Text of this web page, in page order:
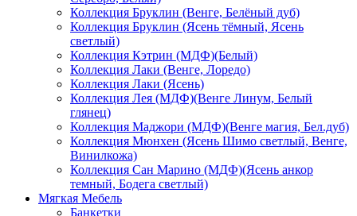
Коллекция Бруклин (Венге, Белёный дуб)
Коллекция Бруклин (Ясень тёмный, Ясень
светлый)
Коллекция Кэтрин (МДФ)(Белый)
Коллекция Лаки (Венге, Лоредо)
Коллекция Лаки (Ясень)
Коллекция Лея (МДФ)(Венге Линум, Белый
глянец)
Коллекция Маджори (МДФ)(Венге магия, Бел.дуб)
Коллекция Мюнхен (Ясень Шимо светлый, Венге,
Винилкожа)
Коллекция Сан Марино (МДФ)(Ясень анкор
темный, Бодега светлый)
Мягкая Мебель
Банкетки